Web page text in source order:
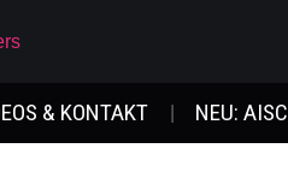
& KONTAKT NEU: